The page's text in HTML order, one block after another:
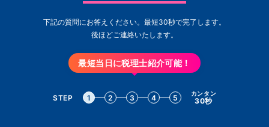
下記の質問にお答えください。最短30秒で完了します。
後ほどご連絡いたします。
最短当日に税理士紹介可能！
STEP 1 2 3 4 5 カンタン
30秒